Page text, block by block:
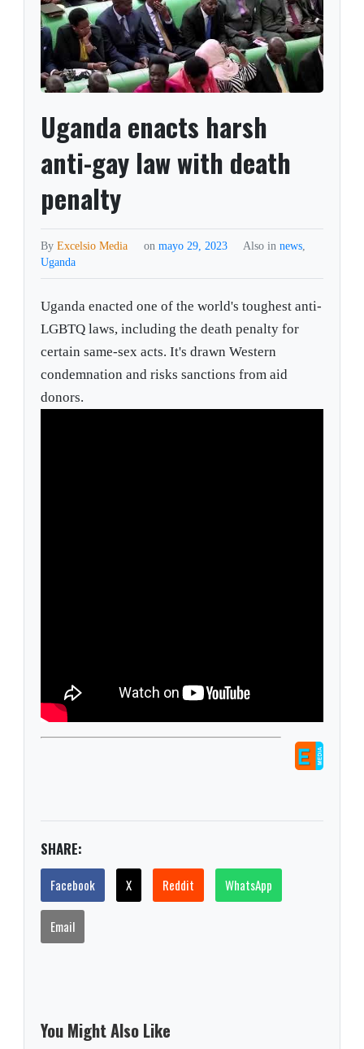
Uganda enacts harsh
anti-gay law with death
penalty
ByExcelsio Media on mayo 29, 2023 Also in news,
Uganda
Uganda enacted one of the world's toughest anti-
LGBTQ laws, including the death penalty for
certain same-sex acts. It's drawn Western
condemnation and risks sanctions from aid
donors.
SHARE:
Facebook X Reddit WhatsApp
Email
You Might Also Like